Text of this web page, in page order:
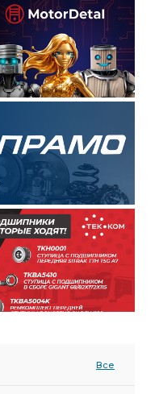
Все